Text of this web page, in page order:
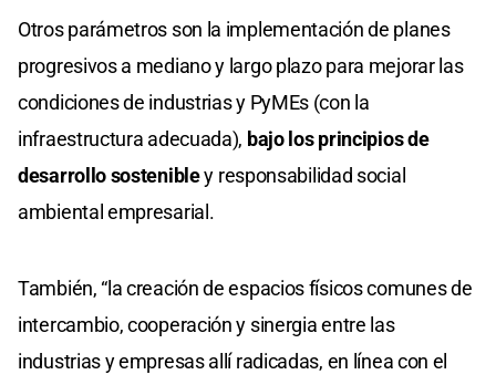
Otros parámetros son la implementación de planes
progresivos a mediano y largo plazo para mejorar las
condiciones de industrias y PyMEs (con la
infraestructura adecuada), bajo los principios de
desarrollo sostenibley responsabilidad social
ambiental empresarial.
También, “la creación de espacios físicos comunes de
intercambio, cooperación y sinergia entre las
industrias y empresas allí radicadas, en línea con el